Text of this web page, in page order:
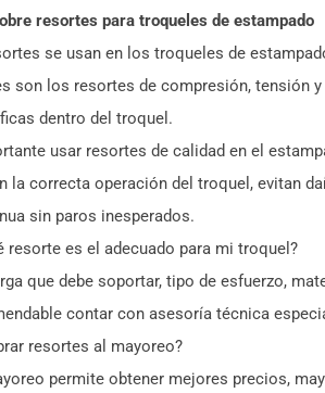
resortes para troqueles de estampado
se usan en los troqueles de
son los resortes de compresión, tensión
dentro del troquel.
usar resortes de calidad en el
la correcta operación del troquel, evitan
sin paros inesperados.
resorte es el adecuado para mi troquel?
que debe soportar, tipo de esfuerzo,
contar con asesoría técnica
resortes al mayoreo?
permite obtener mejores precios,